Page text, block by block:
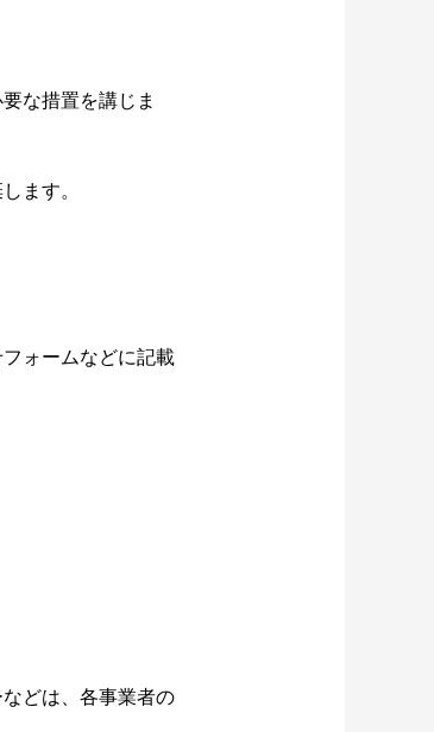
な措置を講じま
ます。
ォームなどに記載
どは、各事業者の